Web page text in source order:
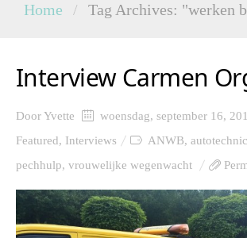
Home / Tag Archives: "werken
Interview Carmen
DoorYvette woensdag, september 16,
Featured, Interviews ANWB,
pechhulp, vrouwelijke wegenwacht